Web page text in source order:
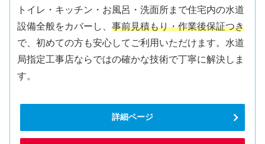
トイレ・キッチン・お風呂・洗面所まで住宅内の水道
設備全般をカバーし、事前見積もり・作業後保証つき
で、初めての方も安心してご利用いただけます。水道
局指定工事店ならではの確かな技術で丁寧に解決しま
す。
詳細ページ